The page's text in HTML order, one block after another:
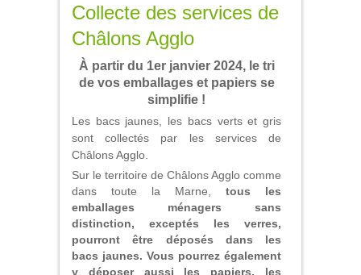
Collecte des services de
Châlons Agglo
À partir du 1er janvier 2024, le tri
de vos emballages et papiers se
simplifie !
Les bacs jaunes, les bacs verts et gris
sont collectés par les services de
Châlons Agglo.
Sur le territoire de Châlons Agglo comme
dans toute la Marne, tous les
emballages ménagers sans
distinction, exceptés les verres,
pourront être déposés dans les
bacs jaunes. Vous pourrez également
y déposer aussi les papiers, les